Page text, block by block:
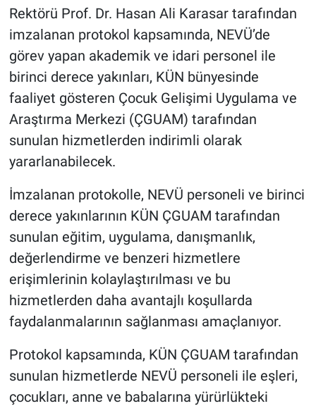
Rektörü Prof. Dr. Hasan Ali Karasar tarafından
imzalanan protokol kapsamında, NEVÜ’de
görev yapan akademik ve idari personel ile
birinci derece yakınları, KÜN bünyesinde
faaliyet gösteren Çocuk Gelişimi Uygulama ve
Araştırma Merkezi (ÇGUAM) tarafından
sunulan hizmetlerden indirimli olarak
yararlanabilecek.
İmzalanan protokolle, NEVÜ personeli ve birinci
derece yakınlarının KÜN ÇGUAM tarafından
sunulan eğitim, uygulama, danışmanlık,
değerlendirme ve benzeri hizmetlere
erişimlerinin kolaylaştırılması ve bu
hizmetlerden daha avantajlı koşullarda
faydalanmalarının sağlanması amaçlanıyor.
Protokol kapsamında, KÜN ÇGUAM tarafından
sunulan hizmetlerde NEVÜ personeli ile eşleri,
çocukları, anne ve babalarına yürürlükteki
Yerel
Genel
Asayiş
Politika
Magazin
Çevre
Haberde İnsan